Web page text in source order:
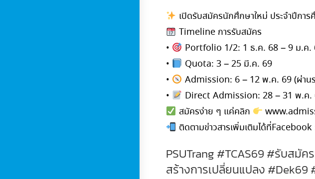
เปิดรับสมัครนักศึกษาใหม่ ประจำปีกา
Timeline การรับสมัคร
•
Portfolio 1/2: 1 ธ.ค. 68 – 9 ม.ค.
•
Quota: 3 – 25 มี.ค. 69
•
Admission: 6 – 12 พ.ค. 69 (ผ่าน
•
Direct Admission: 28 – 31 พ.ค.
สมัครง่าย ๆ แค่คลิก
ติดตามข่าวสารเพิ่มเติมได้ที่
PSUTrang #TCAS69 #รับสมั
สร้างการเปลี่ยนแปลง #Dek69